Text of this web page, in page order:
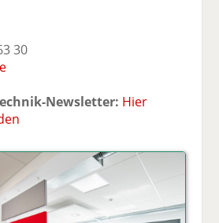
30
Newsletter: Hier